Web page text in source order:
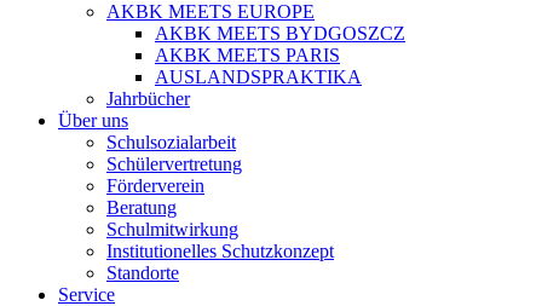
AKBK MEETS EUROPE
AKBK MEETS BYDGOSZCZ
AKBK MEETS PARIS
AUSLANDSPRAKTIKA
Jahrbücher
Über uns
Schulsozialarbeit
Schülervertretung
Förderverein
Beratung
Schulmitwirkung
Institutionelles Schutzkonzept
Standorte
Service